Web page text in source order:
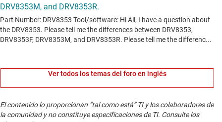
Ver todos los temas del foro en inglés
El contenido lo proporcionan “tal como está” TI y los colaboradores de
la comunidad y no constituye especificaciones de TI. Consulte los